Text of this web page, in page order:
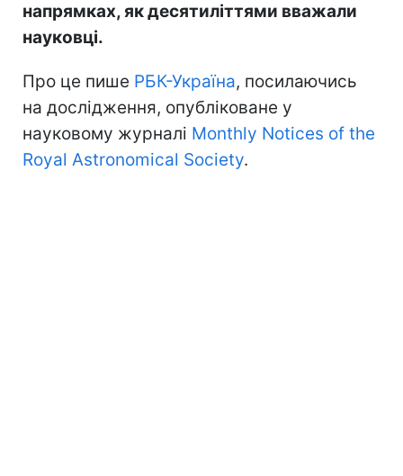
напрямках, як десятиліттями вважали
науковці.
Про це пише РБК-Україна, посилаючись
на дослідження, опубліковане у
науковому журналі Monthly Notices of the
Royal Astronomical Society.